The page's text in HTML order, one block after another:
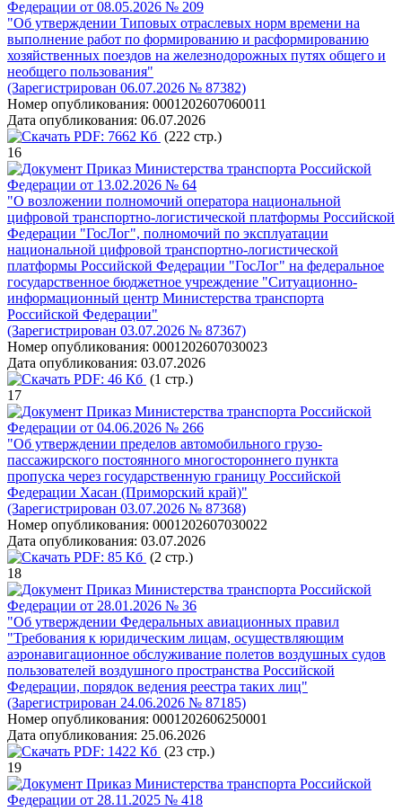
Федерации от 08.05.2026 № 209
"Об утверждении Типовых отраслевых норм времени на
выполнение работ по формированию и расформированию
хозяйственных поездов на железнодорожных путях общего и
необщего пользования"
(Зарегистрирован 06.07.2026 № 87382)
Номер опубликования: 0001202607060011
Дата опубликования: 06.07.2026
PDF: 7662 Кб (222 стр.)
16
Приказ Министерства транспорта Российской
Федерации от 13.02.2026 № 64
"О возложении полномочий оператора национальной
цифровой транспортно-логистической платформы Российской
Федерации "ГосЛог", полномочий по эксплуатации
национальной цифровой транспортно-логистической
платформы Российской Федерации "ГосЛог" на федеральное
государственное бюджетное учреждение "Ситуационно-
информационный центр Министерства транспорта
Российской Федерации"
(Зарегистрирован 03.07.2026 № 87367)
Номер опубликования: 0001202607030023
Дата опубликования: 03.07.2026
PDF: 46 Кб (1 стр.)
17
Приказ Министерства транспорта Российской
Федерации от 04.06.2026 № 266
"Об утверждении пределов автомобильного грузо-
пассажирского постоянного многостороннего пункта
пропуска через государственную границу Российской
Федерации Хасан (Приморский край)"
(Зарегистрирован 03.07.2026 № 87368)
Номер опубликования: 0001202607030022
Дата опубликования: 03.07.2026
PDF: 85 Кб (2 стр.)
18
Приказ Министерства транспорта Российской
Федерации от 28.01.2026 № 36
"Об утверждении Федеральных авиационных правил
"Требования к юридическим лицам, осуществляющим
аэронавигационное обслуживание полетов воздушных судов
пользователей воздушного пространства Российской
Федерации, порядок ведения реестра таких лиц"
(Зарегистрирован 24.06.2026 № 87185)
Номер опубликования: 0001202606250001
Дата опубликования: 25.06.2026
PDF: 1422 Кб (23 стр.)
19
Приказ Министерства транспорта Российской
Федерации от 28.11.2025 № 418